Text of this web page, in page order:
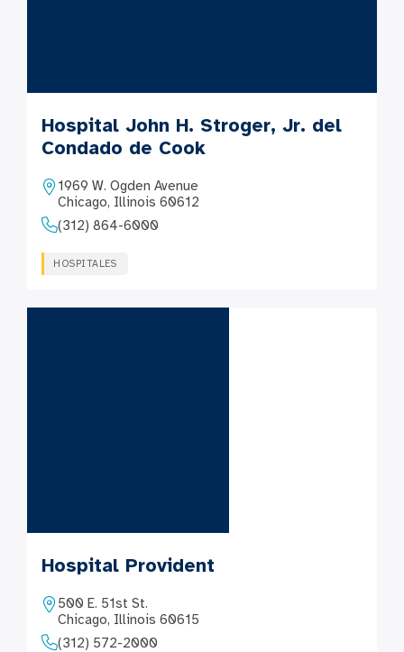
Hospital John H. Stroger, Jr. del
Condado de Cook
1969 W. Ogden Avenue
Chicago, Illinois 60612
(312) 864-6000
HOSPITALES
Hospital Provident
500 E. 51st St.
Chicago, Illinois 60615
(312) 572-2000